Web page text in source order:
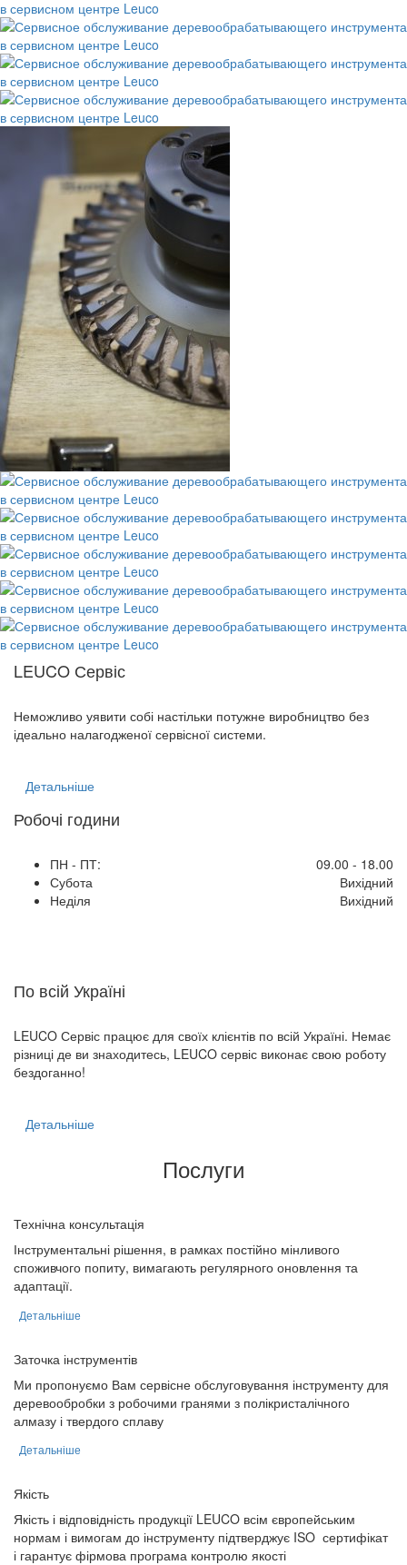
LEUCO Сервіс
Неможливо уявити собі настільки потужне виробництво без
ідеально налагодженої сервісної системи.
Детальніше
Робочі години
ПН - ПТ:
09.00 - 18.00
Субота
Вихідний
Неділя
Вихідний
По всій Україні
LEUCO Сервіс працює для своїх клієнтів по всій Україні. Немає
різниці де ви знаходитесь, LEUCO сервіс виконає свою роботу
бездоганно!
Детальніше
Послуги
Технічна консультація
Інструментальні рішення, в рамках постійно мінливого
споживчого попиту, вимагають регулярного оновлення та
адаптації.
Детальніше
Заточка інструментів
Ми пропонуємо Вам сервісне обслуговування інструменту для
деревообробки з робочими гранями з полікристалічного
алмазу і твердого сплаву
Детальніше
Якість
Якість і відповідність продукції LEUCO всім європейським
нормам і вимогам до інструменту підтверджує ISO ­ сертифікат
і гарантує фірмова програма контролю якості